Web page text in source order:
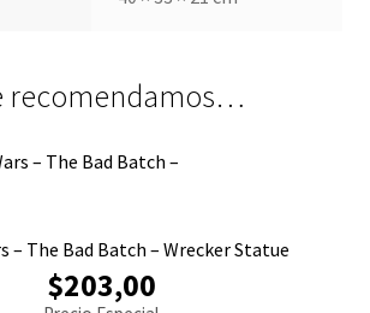
recomendamos…
– The Bad Batch – Wrecker Statue
$203,00